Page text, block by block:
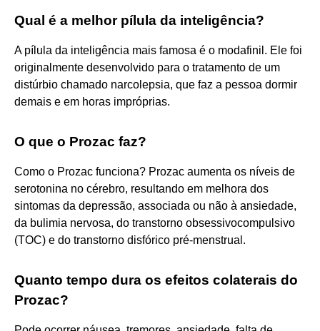
Qual é a melhor pílula da inteligência?
A pílula da inteligência mais famosa é o modafinil. Ele foi
originalmente desenvolvido para o tratamento de um
distúrbio chamado narcolepsia, que faz a pessoa dormir
demais e em horas impróprias.
O que o Prozac faz?
Como o Prozac funciona? Prozac aumenta os níveis de
serotonina no cérebro, resultando em melhora dos
sintomas da depressão, associada ou não à ansiedade,
da bulimia nervosa, do transtorno obsessivocompulsivo
(TOC) e do transtorno disfórico pré-menstrual.
Quanto tempo dura os efeitos colaterais do
Prozac?